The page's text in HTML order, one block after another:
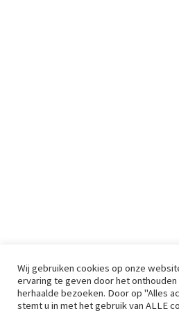
Wij gebruiken cookies op onze
ervaring te geven door het
herhaalde bezoeken. Door op "Alles
stemt u in met het gebruik van ALLE